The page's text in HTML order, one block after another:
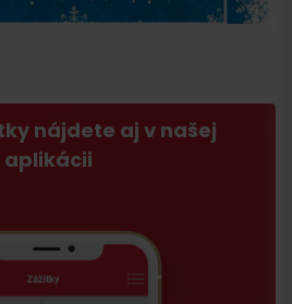
nájdete aj v našej
aplikácii